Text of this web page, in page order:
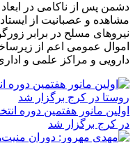
دشمن پس از ناکامی در
مشاهده و عصبانیت از
نیروهای مسلح در برابر
اموال عمومی اعم از
دارویی و مراکز علمی و
اولین مانور هفتمین دوره
در کرج برگزار شد